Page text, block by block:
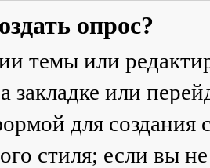
опрос?
темы или
закладке или
для создания
стиля; если вы